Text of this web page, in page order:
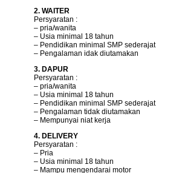
2. WAITER
Persyaratan :
– pria/wanita
– Usia minimal 18 tahun
– Pendidikan minimal SMP sederajat
– Pengalaman idak diutamakan
3. DAPUR
Persyaratan :
– pria/wanita
– Usia minimal 18 tahun
– Pendidikan minimal SMP sederajat
– Pengalaman tidak diutamakan
– Mempunyai niat kerja
4. DELIVERY
Persyaratan :
– Pria
– Usia minimal 18 tahun
– Mampu mengendarai motor